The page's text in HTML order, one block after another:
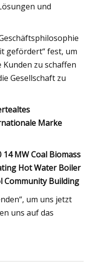
und
gefördert“ fest, um
zu schaffen
Gesellschaft zu
Marke
um uns jetzt
uns auf das